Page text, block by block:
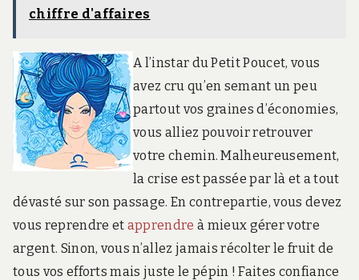
chiffre d'affaires
A l’instar du Petit Poucet, vous
avez cru qu’en semant un peu
partout vos graines d’économies,
vous alliez pouvoir retrouver
votre chemin. Malheureusement,
la crise est passée par là et a tout
dévasté sur son passage. En contrepartie, vous devez
vous reprendre et apprendre à mieux gérer votre
argent. Sinon, vous n’allez jamais récolter le fruit de
tous vos efforts mais juste le pépin ! Faites confiance